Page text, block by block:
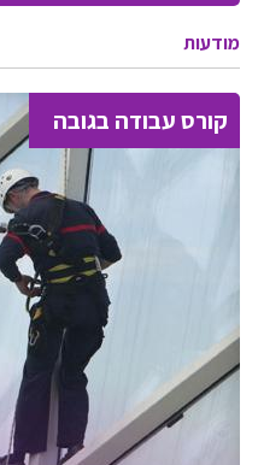
מודעות
קורס עבודה בגובה